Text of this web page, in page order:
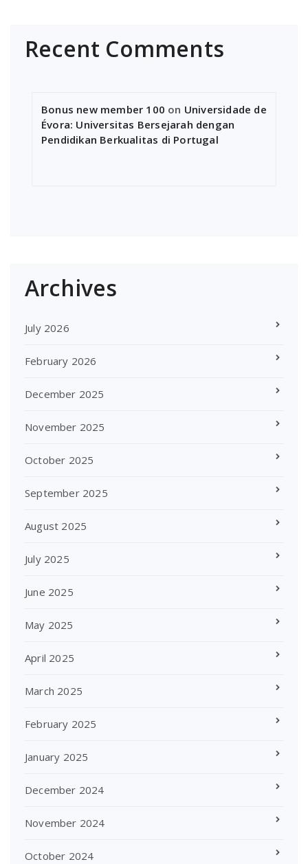
Recent Comments
Bonus new member 100 on Universidade de
Évora: Universitas Bersejarah dengan
Pendidikan Berkualitas di Portugal
Archives
July 2026
February 2026
December 2025
November 2025
October 2025
September 2025
August 2025
July 2025
June 2025
May 2025
April 2025
March 2025
February 2025
January 2025
December 2024
November 2024
October 2024